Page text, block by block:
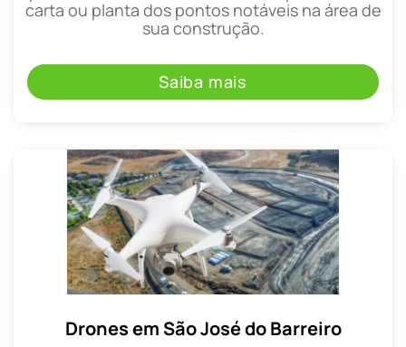
carta ou planta dos pontos notáveis na área de
sua construção.
Saiba mais
Drones em São José do Barreiro